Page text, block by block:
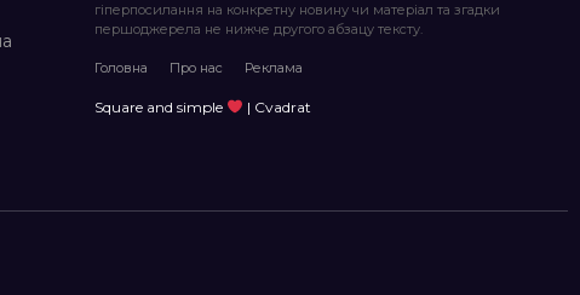
гіперпосилання на конкретну новину чи матеріал та згадки
першоджерела не нижче другого абзацу тексту.
Головна Про нас Реклама
Square and simple | Cvadrat